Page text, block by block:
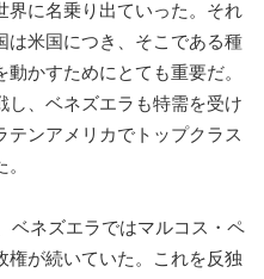
界に名乗り出ていった。それ
は米国につき、そこである種
かすためにとても重要だ。
し、ベネズエラも特需を受け
テンアメリカでトップクラス
ベネズエラではマルコス・ペ
権が続いていた。これを反独